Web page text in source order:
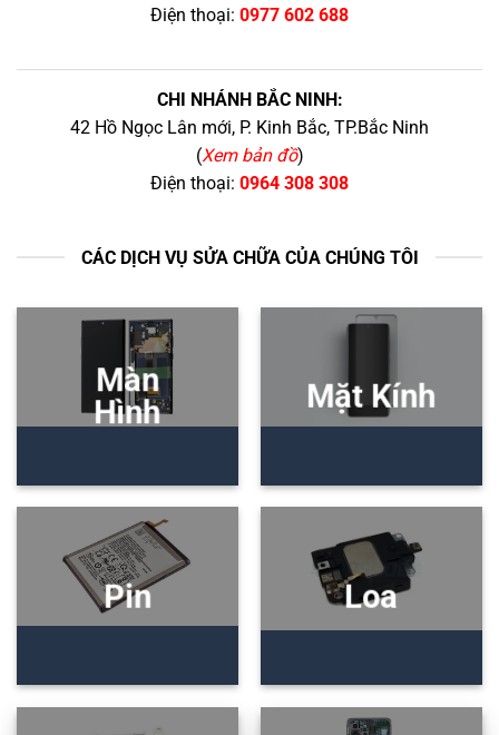
Điện thoại: 0977 602 688
CHI NHÁNH BẮC NINH:
42 Hồ Ngọc Lân mới, P. Kinh Bắc, TP.Bắc Ninh
(Xem bản đồ)
Điện thoại: 0964 308 308
CÁC DỊCH VỤ SỬA CHỮA CỦA CHÚNG TÔI
Màn
Hình
Mặt Kính
Pin Loa